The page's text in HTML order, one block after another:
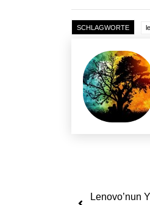
SCHLAGWORTE
Yazı
Lenovo’nun